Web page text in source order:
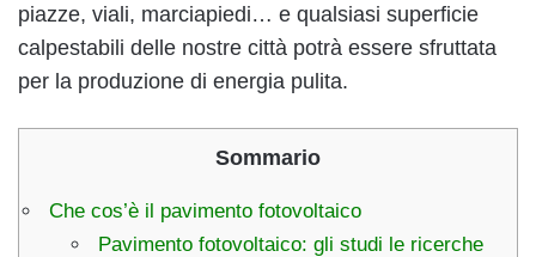
piazze, viali, marciapiedi… e qualsiasi superficie
calpestabili delle nostre città potrà essere sfruttata
per la produzione di energia pulita.
Sommario
Che cos’è il pavimento fotovoltaico
Pavimento fotovoltaico: gli studi le ricerche